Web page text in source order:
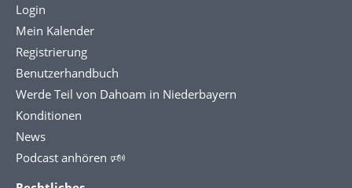
Login
Mein Kalender
Registrierung
Benutzerhandbuch
Werde Teil von Dahoam in Niederbayern
Konditionen
News
Podcast anhören 🕬